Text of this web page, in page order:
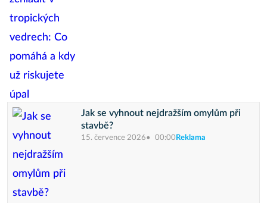
Jak se vyhnout nejdražším omylům při
stavbě?
15. července 2026 00:00 Reklama